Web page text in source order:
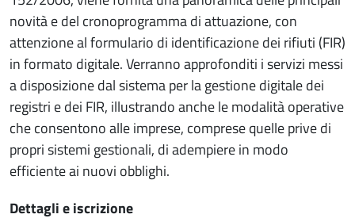
novità e del cronoprogramma di attuazione, con
attenzione al formulario di identificazione dei rifiuti (FIR)
in formato digitale. Verranno approfonditi i servizi messi
a disposizione dal sistema per la gestione digitale dei
registri e dei FIR, illustrando anche le modalità operative
che consentono alle imprese, comprese quelle prive di
propri sistemi gestionali, di adempiere in modo
efficiente ai nuovi obblighi.
Dettagli e iscrizione